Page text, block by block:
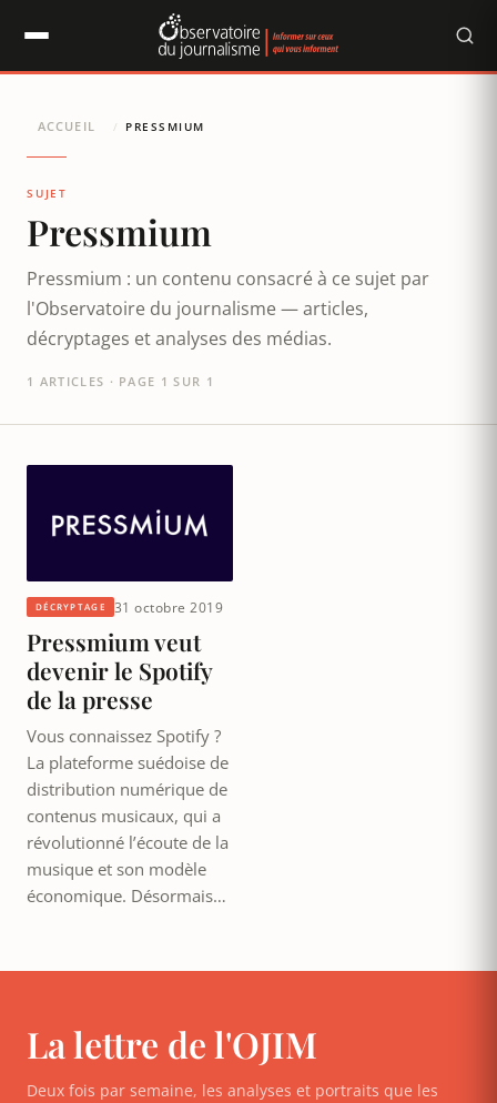
ACCUEIL / PRESSMIUM
SUJET
Pressmium
Pressmium : un contenu consacré à ce sujet par
l'Observatoire du journalisme — articles,
décryptages et analyses des médias.
1 ARTICLES · PAGE 1 SUR 1
DÉCRYPTAGE 31 octobre 2019
Pressmium veut
devenir le Spotify
de la presse
Vous connaissez Spotify ?
La plateforme suédoise de
distribution numérique de
contenus musicaux, qui a
révolutionné l’écoute de la
musique et son modèle
économique. Désormais…
La lettre de l'OJIM
Deux fois par semaine, les analyses et portraits que les
Panneau de gestion des cookies